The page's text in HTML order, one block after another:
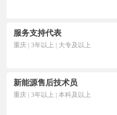
服务支持代表
重庆 | 3年以上 | 大专及以上
新能源售后技术员
重庆 | 3年以上 | 本科及以上